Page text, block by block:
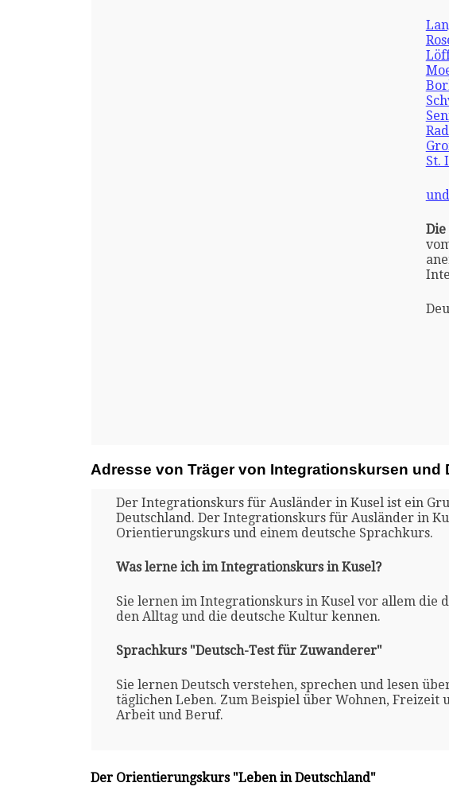
St.
Adresse von Träger von Integrationskursen und
Der Integrationskurs für Ausländer in Kusel ist ein
Deutschland. Der Integrationskurs für Ausländer in
Orientierungskurs und einem deutsche Sprachkurs.
Was lerne ich im Integrationskurs in Kusel?
Sie lernen im Integrationskurs in Kusel vor allem die
den Alltag und die deutsche Kultur kennen.
Sprachkurs "Deutsch-Test für Zuwanderer"
Sie lernen Deutsch verstehen, sprechen und lesen
täglichen Leben. Zum Beispiel über Wohnen, Freizeit
Arbeit und Beruf.
Der Orientierungskurs "Leben in Deutschland"